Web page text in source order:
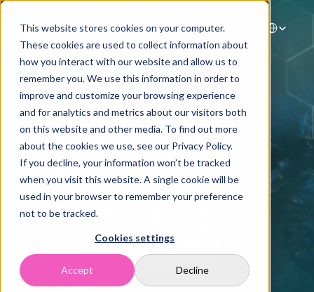
This website stores cookies on your computer.
These cookies are used to collect information about
how you interact with our website and allow us to
remember you. We use this information in order to
improve and customize your browsing experience
and for analytics and metrics about our visitors both
on this website and other media. To find out more
about the cookies we use, see our Privacy Policy.
If you decline, your information won’t be tracked
when you visit this website. A single cookie will be
used in your browser to remember your preference
not to be tracked.
Cookies settings
Accept Decline
Hem
Lösningar
Kundcase
Resurser
Om oss
Kontakt
VSME-
datainsamling
och
rapportering
Boka en demo